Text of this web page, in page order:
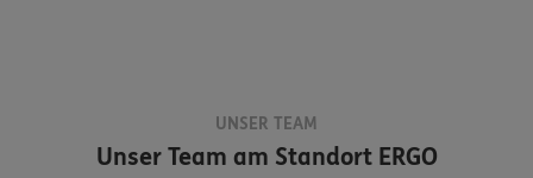
UNSER TEAM
Unser Team am StandortERGO